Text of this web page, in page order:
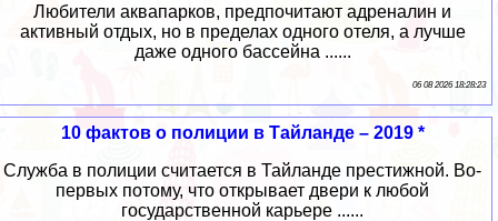
Любители аквапарков, предпочитают адреналин и
активный отдых, но в пределах одного отеля, а лучше
даже одного бассейна ......
06 08 2026 18:28:23
10 фактов о полиции в Тайланде – 2019 *
Служба в полиции считается в Тайланде престижной. Во-
первых потому, что открывает двери к любой
государственной карьере ......